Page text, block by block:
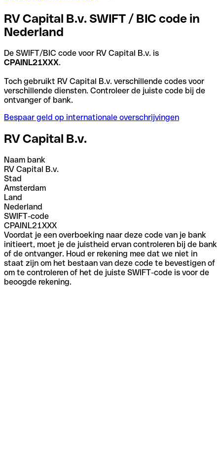
RV Capital B.v. SWIFT / BIC code in
Nederland
De SWIFT/BIC code voor RV Capital B.v. is
CPAINL21XXX.
Toch gebruikt RV Capital B.v. verschillende codes voor
verschillende diensten. Controleer de juiste code bij de
ontvanger of bank.
Bespaar geld op internationale overschrijvingen
RV Capital B.v.
Naam bank
RV Capital B.v.
Stad
Amsterdam
Land
Nederland
SWIFT-code
CPAINL21XXX
Voordat je een overboeking naar deze code van je bank
initieert, moet je de juistheid ervan controleren bij de bank
of de ontvanger. Houd er rekening mee dat we niet in
staat zijn om het bestaan van deze code te bevestigen of
om te controleren of het de juiste SWIFT-code is voor de
beoogde rekening.